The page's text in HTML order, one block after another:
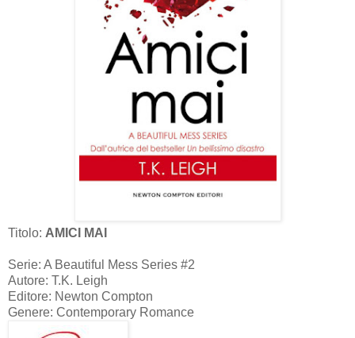
Titolo: AMICI MAI
Serie: A Beautiful Mess Series #2
Autore: T.K. Leigh
Editore: Newton Compton
Genere: Contemporary Romance